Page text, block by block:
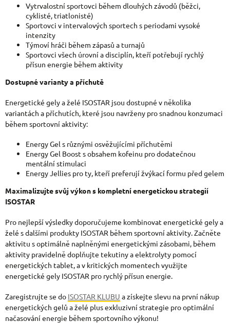
Vytrvalostní sportovci během dlouhých závodů (běžci,
cyklisté, triatlonisté)
Sportovci v intervalových sportech s periodami vysoké
intenzity
Týmoví hráči během zápasů a turnajů
Sportovci všech úrovní a disciplín, kteří potřebují rychlý
přísun energie během aktivity
Dostupné varianty a příchutě
Energetické gely a želé ISOSTAR jsou dostupné v několika
variantách a příchutích, které jsou navrženy pro snadnou konzumaci
během sportovní aktivity:
Energy Gel s různými osvěžujícími příchutěmi
Energy Gel Boost s obsahem kofeinu pro dodatečnou
mentální stimulaci
Energy Jellies pro ty, kteří preferují žvýkací formu před gelem
Maximalizujte svůj výkon s kompletní energetickou strategií
ISOSTAR
Pro nejlepší výsledky doporučujeme kombinovat energetické gely a
želé s dalšími produkty ISOSTAR během sportovní aktivity. Začněte
aktivitu s optimálně naplněnými energetickými zásobami, během
aktivity pravidelně doplňujte tekutiny a elektrolyty pomocí
energetických tablet, a v kritických momentech využijte
energetické gely ISOSTAR pro rychlý přísun energie.
Zaregistrujte se do ISOSTAR KLUBU a získejte slevu na první nákup
energetických gelů a želé plus exkluzivní strategie pro optimální
načasování energie během sportovního výkonu!